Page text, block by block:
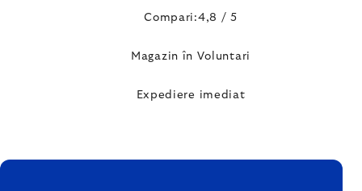
Compari:4,8 / 5
Magazin în Voluntari
Expediere imediat
SUBSOL